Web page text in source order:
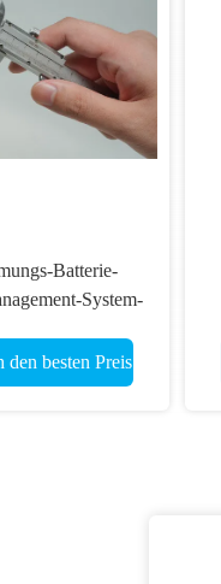
Batterie-
System-
den besten Preis